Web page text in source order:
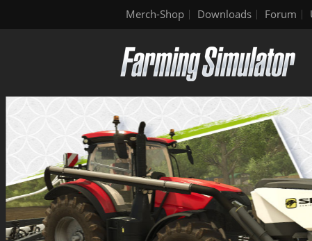
Merch-Shop Downloads Forum